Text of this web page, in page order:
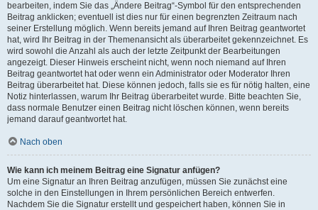
bearbeiten, indem Sie das „Ändere Beitrag“-Symbol für den entsprechenden
Beitrag anklicken; eventuell ist dies nur für einen begrenzten Zeitraum nach
seiner Erstellung möglich. Wenn bereits jemand auf Ihren Beitrag geantwortet
hat, wird Ihr Beitrag in der Themenansicht als überarbeitet gekennzeichnet. Es
wird sowohl die Anzahl als auch der letzte Zeitpunkt der Bearbeitungen
angezeigt. Dieser Hinweis erscheint nicht, wenn noch niemand auf Ihren
Beitrag geantwortet hat oder wenn ein Administrator oder Moderator Ihren
Beitrag überarbeitet hat. Diese können jedoch, falls sie es für nötig halten, eine
Notiz hinterlassen, warum Ihr Beitrag überarbeitet wurde. Bitte beachten Sie,
dass normale Benutzer einen Beitrag nicht löschen können, wenn bereits
jemand darauf geantwortet hat.
Nach oben
Wie kann ich meinem Beitrag eine Signatur anfügen?
Um eine Signatur an Ihren Beitrag anzufügen, müssen Sie zunächst eine
solche in den Einstellungen in Ihrem persönlichen Bereich entwerfen.
Nachdem Sie die Signatur erstellt und gespeichert haben, können Sie in